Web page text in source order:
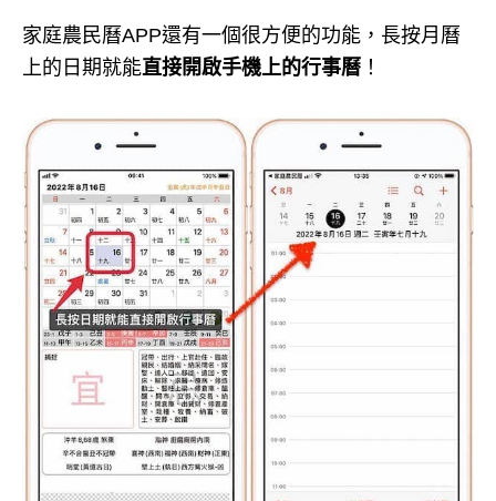
家庭農民曆APP還有一個很方便的功能，長按月曆
上的日期就能直接開啟手機上的行事曆 ！